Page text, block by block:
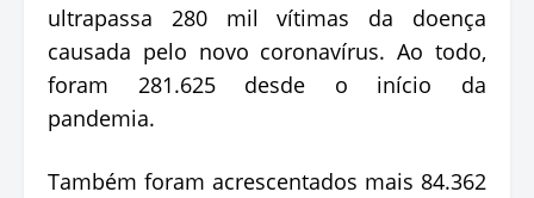
ultrapassa 280 mil vítimas da doença
causada pelo novo coronavírus. Ao todo,
foram 281.625 desde o início da
pandemia.
Também foram acrescentados mais 84.362